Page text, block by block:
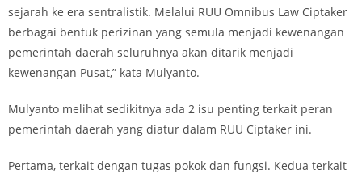
sejarah ke era sentralistik. Melalui RUU Omnibus Law Ciptaker
berbagai bentuk perizinan yang semula menjadi kewenangan
pemerintah daerah seluruhnya akan ditarik menjadi
kewenangan Pusat,” kata Mulyanto.
Mulyanto melihat sedikitnya ada 2 isu penting terkait peran
pemerintah daerah yang diatur dalam RUU Ciptaker ini.
Pertama, terkait dengan tugas pokok dan fungsi. Kedua terkait